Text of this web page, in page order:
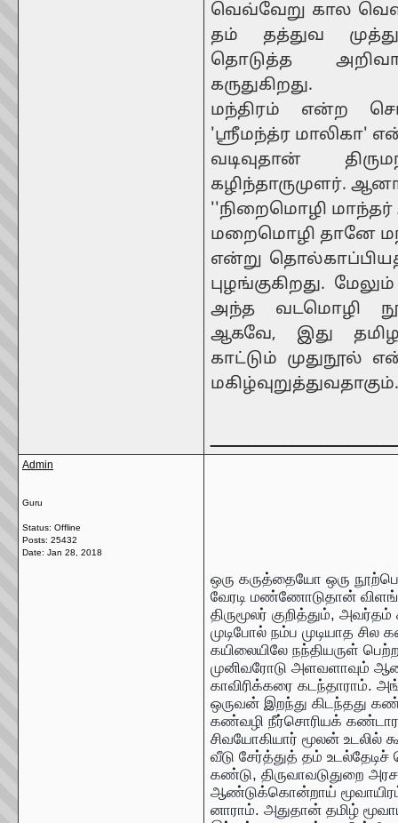
வெவ்வேறு கால
தம் தத்துவ
தொடுத்த
கருதுகிறது.
மந்திரம் என்ற
'ஸ்ரீமந்த்ர மாலிகா'
வடிவுதான்
கழிந்தாருமுளர்.
''நிறைமொழி
மறைமொழி தானே
என்று
புழங்குகிறது.
அந்த வடமொழி
ஆகவே, இது
காட்டும்
மகிழ்வுறுத்துவதாகும்.
Admin
Guru
Status: Offline
Posts: 25432
Date: Jan 28, 2018
ஒரு கருத்தையோ ஒரு
வேரடி மண்ணோடுதான்
திருமூலர் குறித்தும்,
முடிபோல் நம்ப முடியாத சில
கயிலையிலே நந்தியருள்
முனிவரோடு அளவளாவும்
காவிரிக்கரை கடந்தாராம்.
ஒருவன் இறந்து கிடந்தது
கண்வழி நீர்சொரியக்
சிவயோகியார் மூலன் உடலில்
வீடு சேர்த்துத் தம்
கண்டு, திருவாவடுதுறை
ஆண்டுக்கொன்றாய் மூவாயிரம்
னாராம். அதுதான் தமிழ்